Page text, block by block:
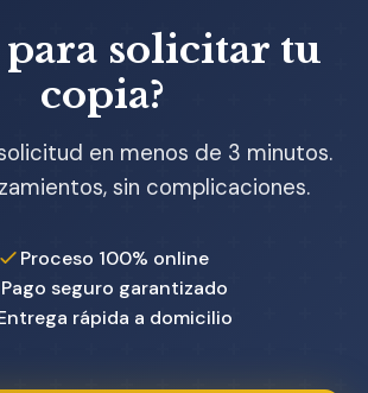
para solicitar tu
copia?
en menos de 3 minutos.
sin complicaciones.
Proceso 100% online
Pago seguro garantizado
rápida a domicilio